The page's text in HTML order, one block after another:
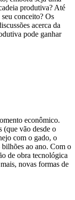
produtiva? Até
conceito? Os
acerca da
pode ganhar
econômico.
(que vão desde o
com o gado, o
bilhões ao ano. Com o
de obra tecnológica
novas formas de